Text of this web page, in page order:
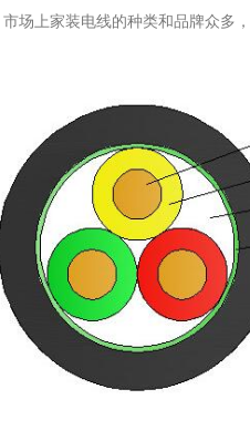
场上家装电线的种类和品牌众多